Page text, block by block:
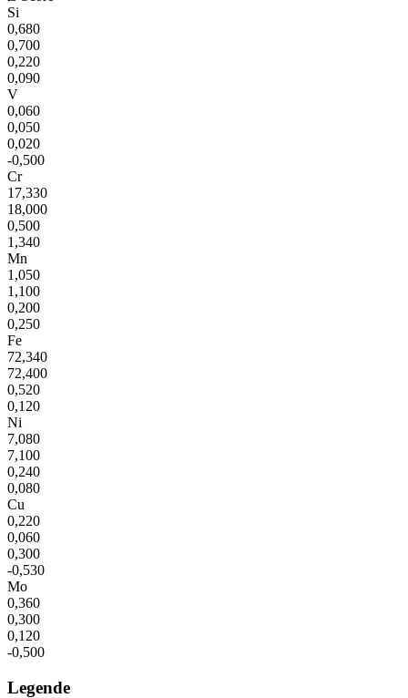
Si
0,680
0,700
0,220
0,090
V
0,060
0,050
0,020
-0,500
Cr
17,330
18,000
0,500
1,340
Mn
1,050
1,100
0,200
0,250
Fe
72,340
72,400
0,520
0,120
Ni
7,080
7,100
0,240
0,080
Cu
0,220
0,060
0,300
-0,530
Mo
0,360
0,300
0,120
-0,500
Legende